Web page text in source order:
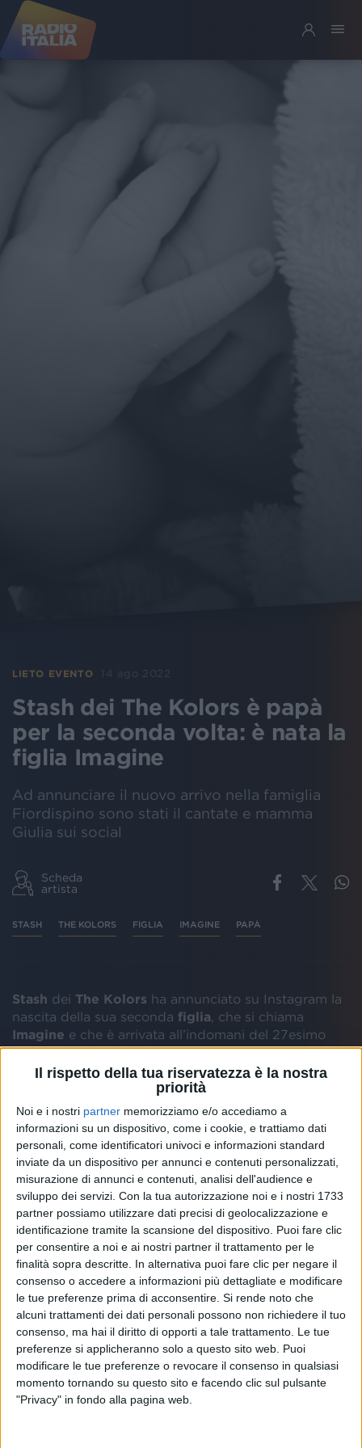
Il rispetto della tua riservatezza è la nostra
priorità
Noi e i nostri partner memorizziamo e/o accediamo a
informazioni su un dispositivo, come i cookie, e trattiamo dati
personali, come identificatori univoci e informazioni standard
inviate da un dispositivo per annunci e contenuti personalizzati,
misurazione di annunci e contenuti, analisi dell'audience e
sviluppo dei servizi. Con la tua autorizzazione noi e i nostri 1733
partner possiamo utilizzare dati precisi di geolocalizzazione e
identificazione tramite la scansione del dispositivo. Puoi fare clic
per consentire a noi e ai nostri partner il trattamento per le
finalità sopra descritte. In alternativa puoi fare clic per negare il
consenso o accedere a informazioni più dettagliate e modificare
le tue preferenze prima di acconsentire. Si rende noto che
alcuni trattamenti dei dati personali possono non richiedere il tuo
consenso, ma hai il diritto di opporti a tale trattamento. Le tue
preferenze si applicheranno solo a questo sito web. Puoi
modificare le tue preferenze o revocare il consenso in qualsiasi
momento tornando su questo sito e facendo clic sul pulsante
"Privacy" in fondo alla pagina web.
LIETO EVENTO 14 ago 2022
Stash dei The Kolors è papà
per la seconda volta: è nata la
figlia Imagine
Ad annunciare il nuovo arrivo nella famiglia
Fiordispino sono stati il cantate e mamma
Giulia sui social
Scheda
artista
STASH THE KOLORS FIGLIA IMAGINE PAPÀ
Stash dei The Kolors ha annunciato su Instagram la
nascita della sua seconda figlia , che si chiama
Imagine e che è arrivata all’indomani del 27esimo
compleanno della sua mammaGiulia Belmonte.
Per annunciare il lieto evento, il cantante ha
pubblicato unafotodelle manine della piccola,
scrivendo: “Non esistono parole in grado di
raccontare quello che stiamo vivendo ora”.Stash
aveva da tempo annunciato che sarebbe diventato
un’altra volta papà di una bambina , ma non aveva
anticipato nulla sul nome scelto per la figlia, che è
evidentemente ispirato al celebre brano di John
Lennon.